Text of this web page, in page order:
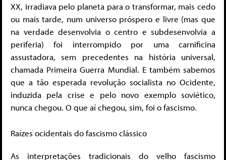
XX, irradiava pelo planeta para o transformar, mais cedo
ou mais tarde, num universo próspero e livre (mas que
na verdade desenvolvia o centro e subdesenvolvia a
periferia) foi interrompido por uma carnificina
assustadora, sem precedentes na história universal,
chamada Primeira Guerra Mundial. E também sabemos
que a tão esperada revolução socialista no Ocidente,
induzida pela crise e pelo novo exemplo soviético,
nunca chegou. O que aí chegou, sim, foi o fascismo.
Raízes ocidentais do fascismo clássico
As interpretações tradicionais do velho fascismo